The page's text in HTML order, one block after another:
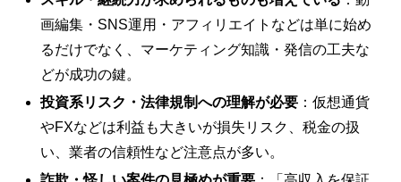
画編集・SNS運用・アフィリエイトなどは単に始め
るだけでなく、マーケティング知識・発信の工夫な
どが成功の鍵。
投資系リスク・法律規制への理解が必要 ：仮想通貨
やFXなどは利益も大きいが損失リスク、税金の扱
い、業者の信頼性など注意点が多い。